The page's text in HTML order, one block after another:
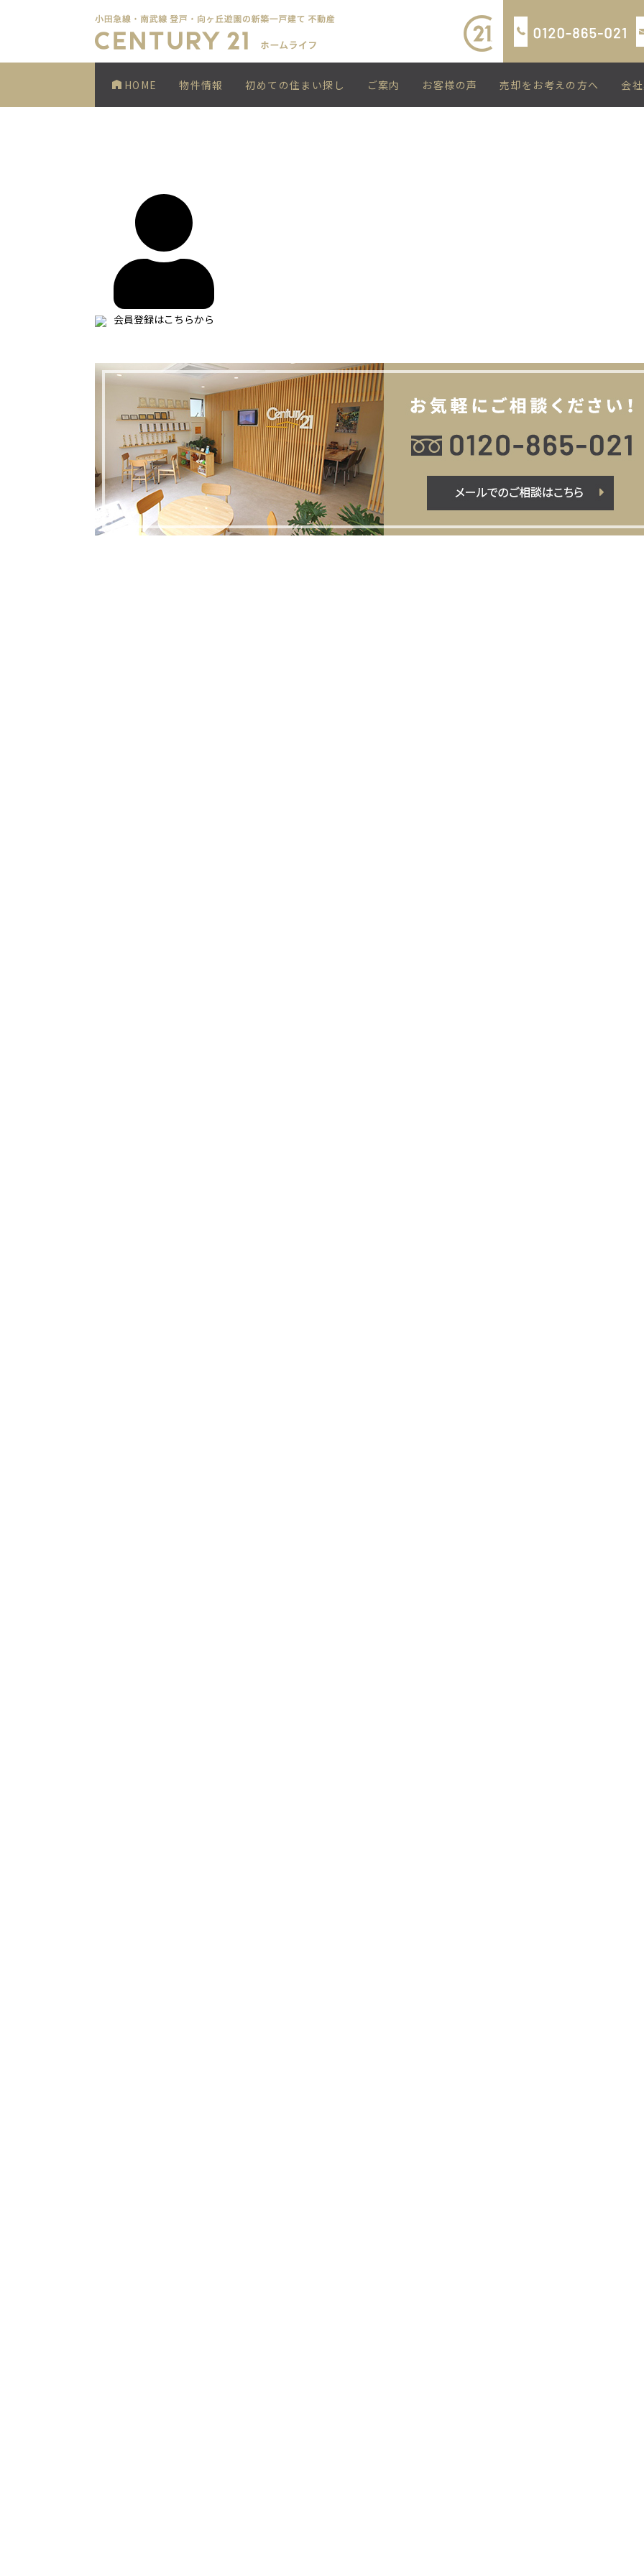
HOME 物件情報 初めての住まい探し ご案内 お客様の声 売却をお考えの方へ 会
会員登録はこちらから